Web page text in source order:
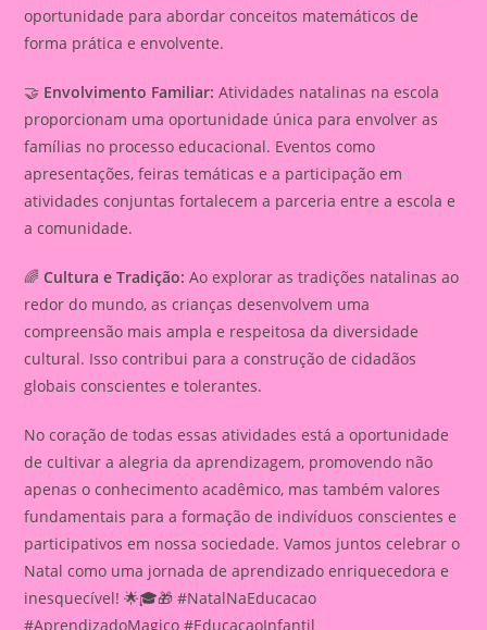
oportunidade para abordar conceitos matemáticos de
forma prática e envolvente.
🤝 Envolvimento Familiar: Atividades natalinas na escola
proporcionam uma oportunidade única para envolver as
famílias no processo educacional. Eventos como
apresentações, feiras temáticas e a participação em
atividades conjuntas fortalecem a parceria entre a escola e
a comunidade.
🌈Cultura e Tradição: Ao explorar as tradições natalinas ao
redor do mundo, as crianças desenvolvem uma
compreensão mais ampla e respeitosa da diversidade
cultural. Isso contribui para a construção de cidadãos
globais conscientes e tolerantes.
No coração de todas essas atividades está a oportunidade
de cultivar a alegria da aprendizagem, promovendo não
apenas o conhecimento acadêmico, mas também valores
fundamentais para a formação de indivíduos conscientes e
participativos em nossa sociedade. Vamos juntos celebrar o
Natal como uma jornada de aprendizado enriquecedora e
inesquecível! 🌟🎓🎁 #NatalNaEducacao
#AprendizadoMagico #EducacaoInfantil